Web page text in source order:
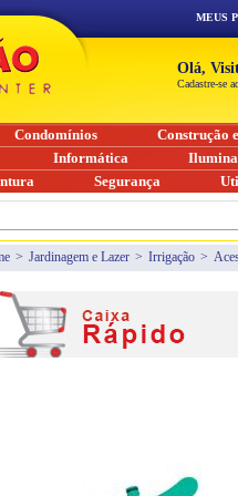
> Jardinagem e Lazer > Irrigação >
MEUS
Olá,
Cadastre-se
Condomínios
Construção
Informática
Segurança